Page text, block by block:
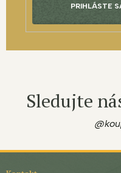
PRIHLÁSTE
Sledujte